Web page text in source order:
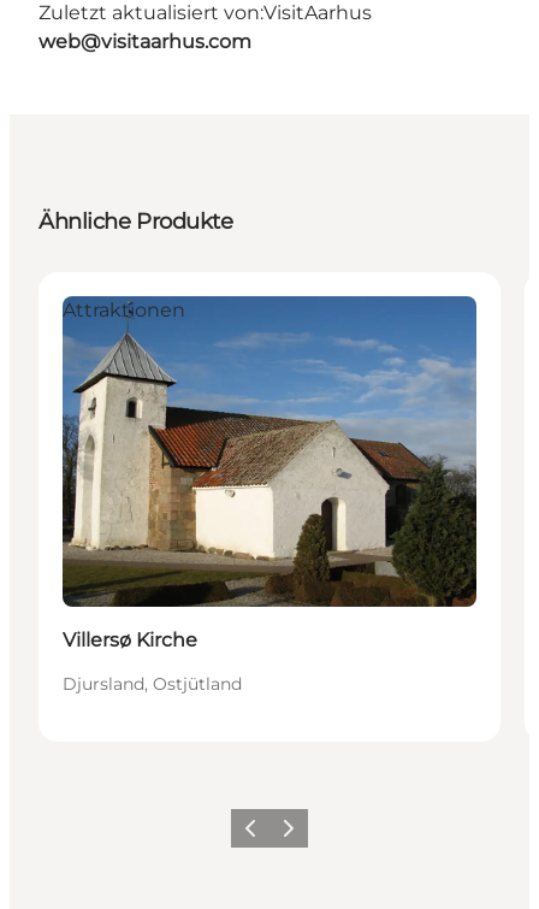
Zuletzt aktualisiert von:VisitAarhus
web@visitaarhus.com
Ähnliche Produkte
Attraktionen
Villersø Kirche
Djursland, Ostjütland
ZurückWeiter